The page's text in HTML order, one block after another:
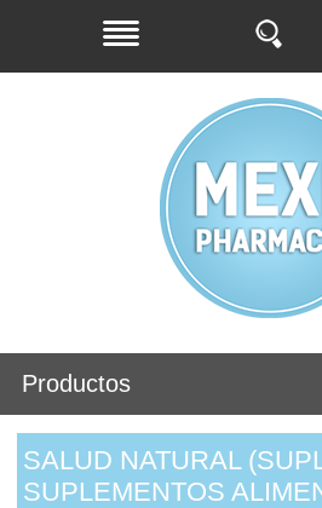
Productos
SALUD NATURAL
SUPLEMENTOS